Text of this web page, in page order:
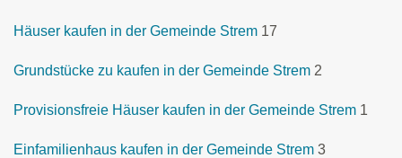
Häuser kaufen in der Gemeinde Strem 17
Grundstücke zu kaufen in der Gemeinde Strem 2
Provisionsfreie Häuser kaufen in der Gemeinde Strem 1
Einfamilienhaus kaufen in der Gemeinde Strem 3